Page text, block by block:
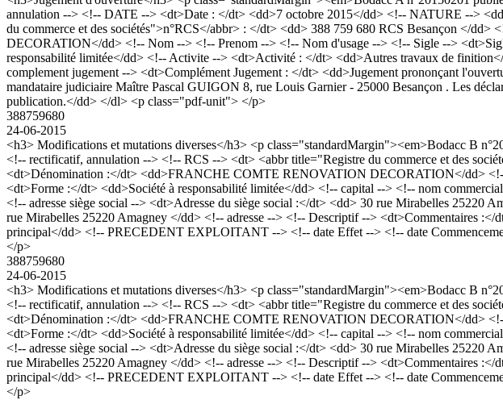
annulation --> <!-- DATE --> <dt>Date : </dt> <dd>7 octobre 2015</dd> <!-- NATURE -->
du commerce et des sociétés">n°RCS</abbr> : </dt> <dd> 388 759 680 RCS Besançon </
DECORATION</dd> <!-- Nom --> <!-- Prenom --> <!-- Nom d'usage --> <!-- Sigle -->
responsabilité limitée</dd> <!-- Activite --> <dt>Activité : </dt> <dd>Autres travaux de
complement jugement --> <dt>Complément Jugement : </dt> <dd>Jugement prononçant
mandataire judiciaire Maître Pascal GUIGON 8, rue Louis Garnier - 25000 Besançon . Les
publication.</dd> </dl> <p class="pdf-unit"> </p>
388759680
24-06-2015
<h3> Modifications et mutations diverses</h3> <p class="standardMargin"><em>Bodacc B
<!-- rectificatif, annulation --> <!-- RCS --> <dt> <abbr title="Registre du commerce et des
<dt>Dénomination :</dt> <dd>FRANCHE COMTE RENOVATION DECORATION</dd>
<dt>Forme :</dt> <dd>Société à responsabilité limitée</dd> <!-- capital --> <!-- nom
<!-- adresse siège social --> <dt>Adresse du siège social :</dt> <dd> 30 rue Mirabelles 25220
rue Mirabelles 25220 Amagney </dd> <!-- adresse --> <!-- Descriptif --> <dt>Commentaires
principal</dd> <!-- PRECEDENT EXPLOITANT --> <!-- date Effet --> <!-- date
</p>
388759680
24-06-2015
<h3> Modifications et mutations diverses</h3> <p class="standardMargin"><em>Bodacc B
<!-- rectificatif, annulation --> <!-- RCS --> <dt> <abbr title="Registre du commerce et des
<dt>Dénomination :</dt> <dd>FRANCHE COMTE RENOVATION DECORATION</dd>
<dt>Forme :</dt> <dd>Société à responsabilité limitée</dd> <!-- capital --> <!-- nom
<!-- adresse siège social --> <dt>Adresse du siège social :</dt> <dd> 30 rue Mirabelles 25220
rue Mirabelles 25220 Amagney </dd> <!-- adresse --> <!-- Descriptif --> <dt>Commentaires
principal</dd> <!-- PRECEDENT EXPLOITANT --> <!-- date Effet --> <!-- date
</p>